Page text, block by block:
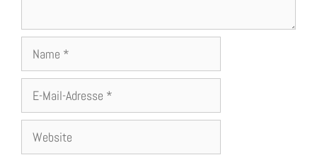
Name
Adresse
Website